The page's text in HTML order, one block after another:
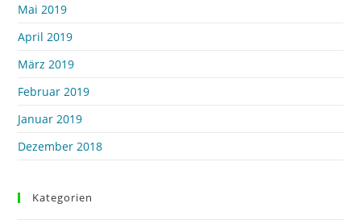
Mai 2019
April 2019
März 2019
Februar 2019
Januar 2019
Dezember 2018
Kategorien